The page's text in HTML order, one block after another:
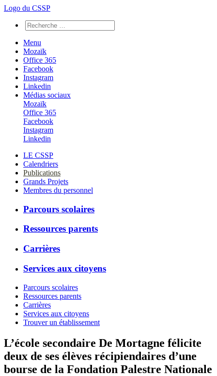
Logo du CSSP
Menu
Mozaïk
Office 365
Facebook
Instagram
Linkedin
Médias sociaux
Mozaïk
Office 365
Facebook
Instagram
Linkedin
LE CSSP
Calendriers
Publications
Grands Projets
Membres du personnel
Parcours scolaires
Ressources parents
Carrières
Services aux citoyens
Parcours scolaires
Ressources parents
Carrières
Services aux citoyens
Trouver un établissement
L’école secondaire De Mortagne félicite
deux de ses élèves récipiendaires d’une
bourse de la Fondation Palestre Nationale